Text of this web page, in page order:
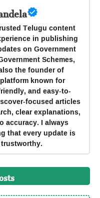
Telugu content
in publishing
on Government
Schemes,
the founder of
known for
and easy-to-
focused articles
clear explanations,
accuracy. I always
that every update is